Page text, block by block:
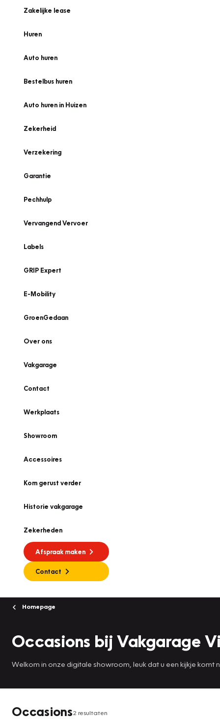
Zakelijke lease
Huren
Auto huren
Bestelbus huren
Auto huren in Huizen
Zekerheid
Verzekering
Garantie
Pechhulp
Vervangend Vervoer
Labels
GRIP Expert
E-Mobility
GroenGedaan
Over ons
Vakgarage
Contact
Werkplaats
Showroom
Accessoires
Kom gerust verder
Historie vakgarage
Zekerheden
Afspraak maken
Contact
Homepage
Occasions bij Vakgarage
Welkom in onze digitale showroom, leuk dat u een kijkje komt
Occasions2 resultaten